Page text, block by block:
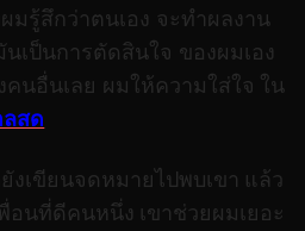
มรู้สึกว่าตนเอง จะทำผลงาน
เป็นการตัดสินใจ ของผมเอง
นอื่นเลย ผมให้ความใส่ใจ ใน
สด
เขียนจดหมายไปพบเขา แล้ว
อนที่ดีคนหนึ่ง เขาช่วยผมเยอะ